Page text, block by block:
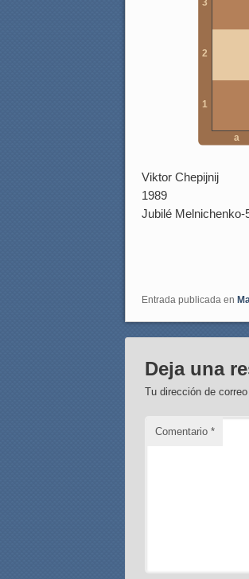
3
2
1
a
Viktor Chepijnij
1989
Jubilé Melnichenko-
Entrada publicada en
Deja una
Tu dirección de
Comentario*